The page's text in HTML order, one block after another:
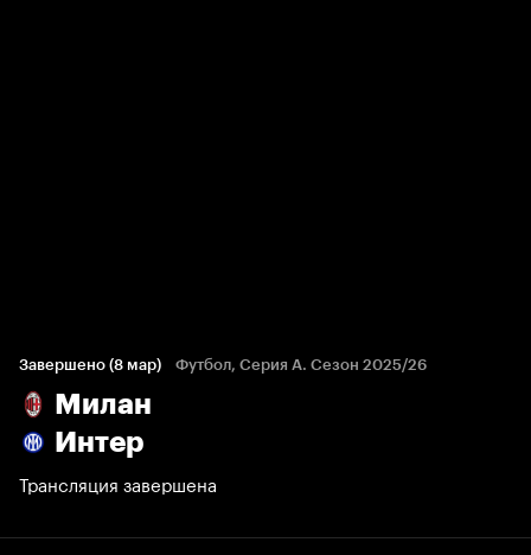
Завершено (8 мар) Футбол, Серия А. Сезон 2025/26
Милан
Интер
Трансляция завершена
66%